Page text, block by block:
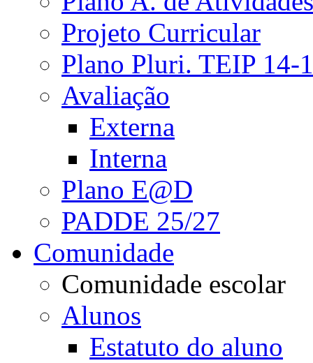
Projeto Curricular
Plano Pluri. TEIP 14-
Avaliação
Externa
Interna
Plano E@D
PADDE 25/27
Comunidade
Comunidade escolar
Alunos
Estatuto do aluno